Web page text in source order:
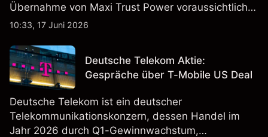
Übernahme von Maxi Trust Power voraussichtlich
40 Mio. € zum Umsatz von DEUTZ Energy
Vergangenheit ist kein verlässlicher Indikator für
zukünftige Ergebnisse.
10:33, 17 Juni 2026
Deutsche Telekom Aktie:
Gespräche über T-Mobile US Deal
Deutsche Telekom ist ein deutscher
Telekommunikationskonzern, dessen Handel im
Jahr 2026 durch Q1-Gewinnwachstum,